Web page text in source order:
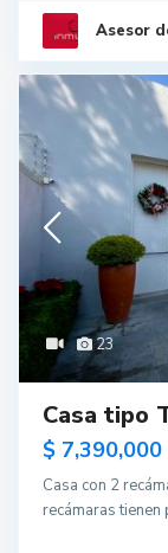
Asesor
23
Casa tipo
$ 7,390,000
Casa con 2
recámaras tienen